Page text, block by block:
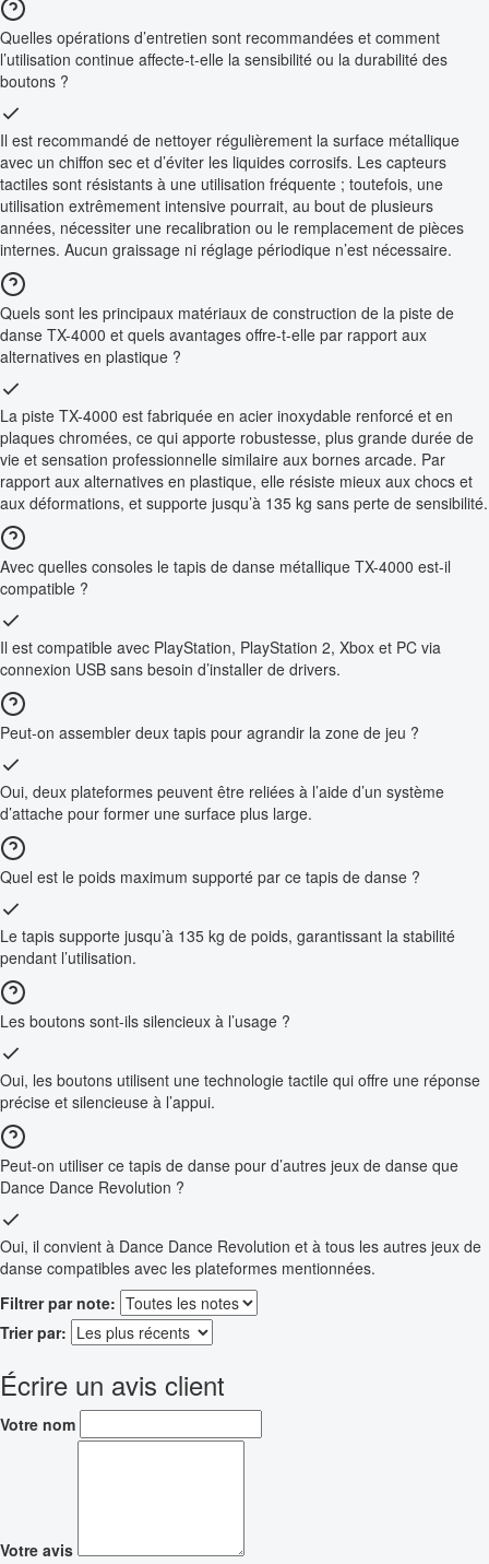
Quelles opérations d’entretien sont recommandées et comment
l’utilisation continue affecte-t-elle la sensibilité ou la durabilité des
boutons ?
Il est recommandé de nettoyer régulièrement la surface métallique
avec un chiffon sec et d’éviter les liquides corrosifs. Les capteurs
tactiles sont résistants à une utilisation fréquente ; toutefois, une
utilisation extrêmement intensive pourrait, au bout de plusieurs
années, nécessiter une recalibration ou le remplacement de pièces
internes. Aucun graissage ni réglage périodique n’est nécessaire.
Quels sont les principaux matériaux de construction de la piste de
danse TX-4000 et quels avantages offre-t-elle par rapport aux
alternatives en plastique ?
La piste TX-4000 est fabriquée en acier inoxydable renforcé et en
plaques chromées, ce qui apporte robustesse, plus grande durée de
vie et sensation professionnelle similaire aux bornes arcade. Par
rapport aux alternatives en plastique, elle résiste mieux aux chocs et
aux déformations, et supporte jusqu’à 135 kg sans perte de sensibilité.
Avec quelles consoles le tapis de danse métallique TX-4000 est-il
compatible ?
Il est compatible avec PlayStation, PlayStation 2, Xbox et PC via
connexion USB sans besoin d’installer de drivers.
Peut-on assembler deux tapis pour agrandir la zone de jeu ?
Oui, deux plateformes peuvent être reliées à l’aide d’un système
d’attache pour former une surface plus large.
Quel est le poids maximum supporté par ce tapis de danse ?
Le tapis supporte jusqu’à 135 kg de poids, garantissant la stabilité
pendant l’utilisation.
Les boutons sont-ils silencieux à l’usage ?
Oui, les boutons utilisent une technologie tactile qui offre une réponse
précise et silencieuse à l’appui.
Peut-on utiliser ce tapis de danse pour d’autres jeux de danse que
Dance Dance Revolution ?
Oui, il convient à Dance Dance Revolution et à tous les autres jeux de
danse compatibles avec les plateformes mentionnées.
Filtrer par note:
Trier par:
Écrire un avis client
Votre nom
Votre avis